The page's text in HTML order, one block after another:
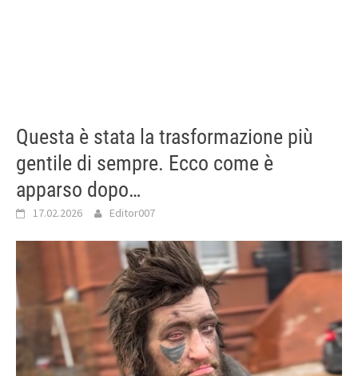
Questa è stata la trasformazione più
gentile di sempre. Ecco come è
apparso dopo…
17.02.2026 Editor007